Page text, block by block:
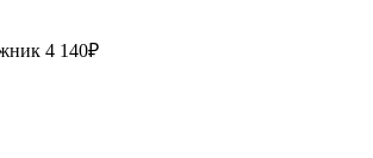
4 140₽